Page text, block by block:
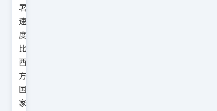
署
速
度
比
西
方
国
家